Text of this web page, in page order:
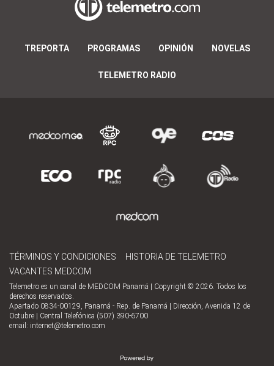
TREPORTA PROGRAMAS OPINIÓN NOVELAS
TELEMETRO RADIO
TÉRMINOS Y CONDICIONES
HISTORIA DE TELEMETRO
VACANTES MEDCOM
Telemetro es un canal de MEDCOM Panamá | Copyright © 2026. Todos los
derechos reservados.
Apartado 0834-00129, Panamá - Rep. de Panamá | Dirección, Avenida 12 de
Octubre | Central Telefónica (507) 390-6700
email: internet@telemetro.com